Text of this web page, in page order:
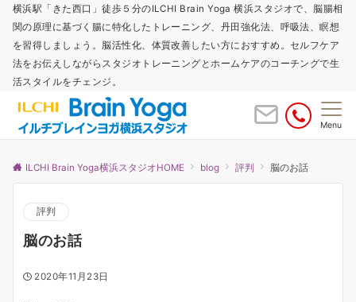
横浜駅「きた西口」徒歩５分のILCHI Brain Yoga 横浜スタジオで、脳腸相
関の原理に基づく腸に特化したトレーニング、丹田強化法、呼吸法、瞑想
を習得しましょう。脳活性化、体質改善したい方におすすめ。セルフケア
法をお伝えしながらスタジオトレーニングとホームケアのコーチングで生
活スタイルをチェンジ。
Menu
ILCHI Brain Yoga横浜スタジオHOME blog 評判 脳のお話
評判
脳のお話
2020年11月23日